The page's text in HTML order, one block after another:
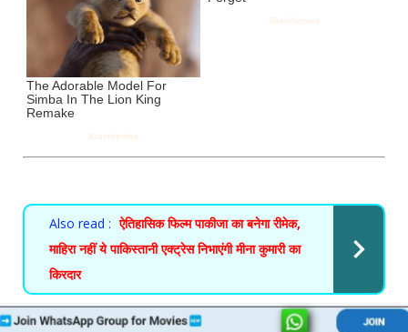
Also read : ऐतिहासिक फिल्म पाकीजा का बनेगा रीमेक,
माहिरा नहीं ये पाकिस्तानी एक्ट्रेस निभाएंगी मीना कुमारी का
किरदार